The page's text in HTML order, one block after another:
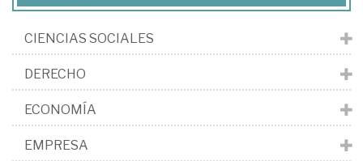
CIENCIAS SOCIALES
DERECHO
ECONOMÍA
EMPRESA